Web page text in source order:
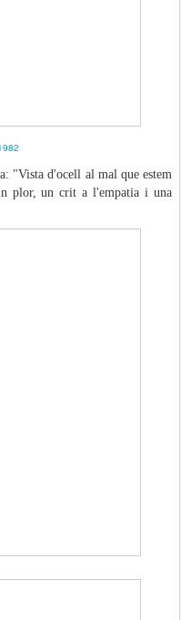
"Vista d'ocell al mal que estem
plor, un crit a l'empatia i una